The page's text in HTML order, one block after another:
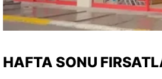
HAFTA SONU